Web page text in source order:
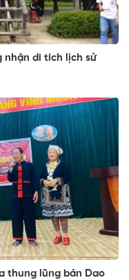
nhận di tích lịch sử
thung lũng bản Dao